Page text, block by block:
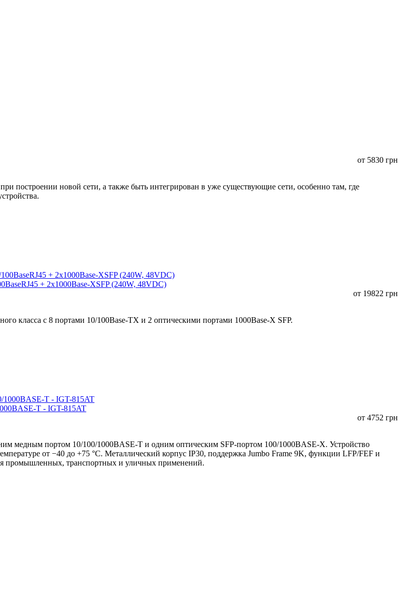
от 5830 грн
построении новой сети, а также быть интегрирован в уже существующие сети, особенно там, где
+ 2x1000Base-XSFP (240W, 48VDC)
от 19822 грн
класса с 8 портами 10/100Base-TX и 2 оптическими портами 1000Base-X SFP.
T - IGT-815AT
от 4752 грн
медным портом 10/100/1000BASE-T и одним оптическим SFP-портом 100/1000BASE-X. Устройство
от −40 до +75 °C. Металлический корпус IP30, поддержка Jumbo Frame 9K, функции LFP/FEF и
промышленных, транспортных и уличных применений.